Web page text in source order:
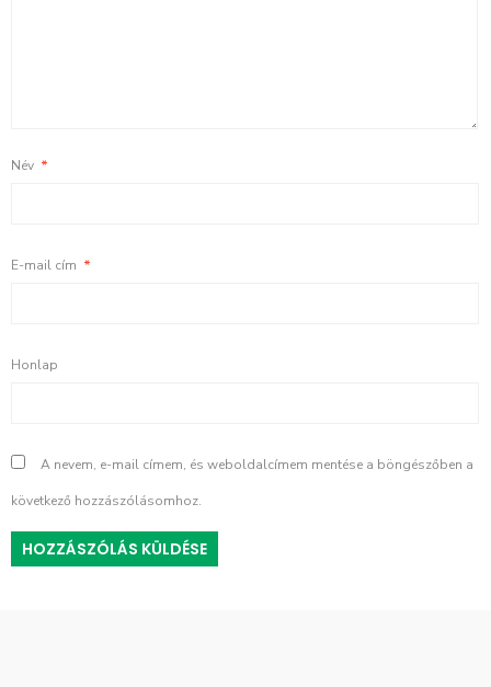
Név *
E-mail cím *
Honlap
A nevem, e-mail címem, és weboldalcímem mentése a böngészőben a
következő hozzászólásomhoz.